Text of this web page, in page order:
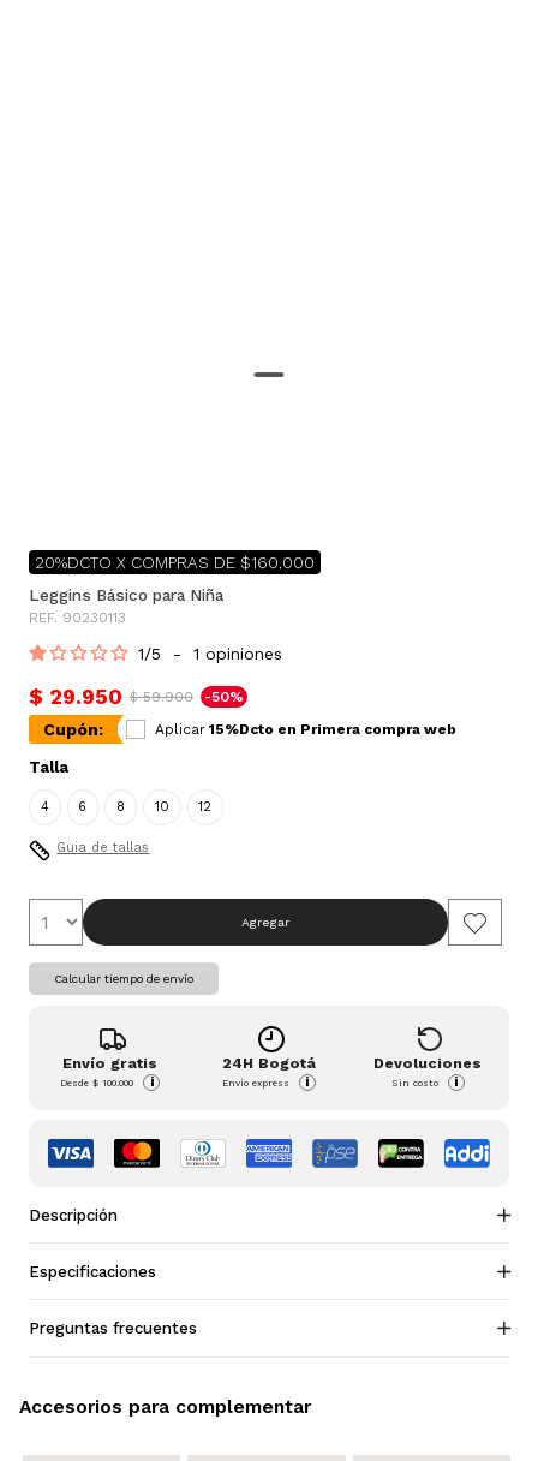
20%DCTO X COMPRAS DE $160.000
Leggins Básico para Niña
REF. 90230113
1/5 - 1 opiniones
$ 29.950 $ 59.900 -50%
Cupón: Aplicar 15%Dcto en Primera compra web
Talla
4 6 8 10 12
Guia de tallas
Agregar
Calcular tiempo de envío
Envío gratis
Desde$ 100.000 i
24H Bogotá
Envío express i
Devoluciones
Sin costo i
Descripción
Especificaciones
Preguntas frecuentes
Accesorios para complementar